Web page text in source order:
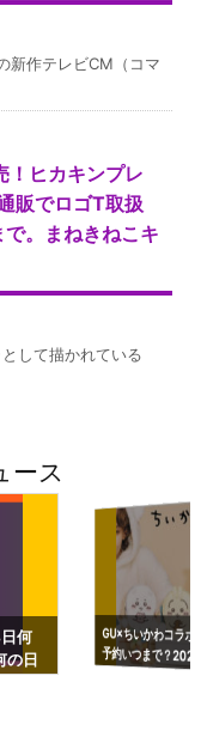
新作テレビCM（コマ
！ヒカキンプレ
販でロゴT取扱
。まねきねこキ
して描かれている
ース
何
の日
GU×ちいかわコラ
予約いつまで？
ーチやショルダー